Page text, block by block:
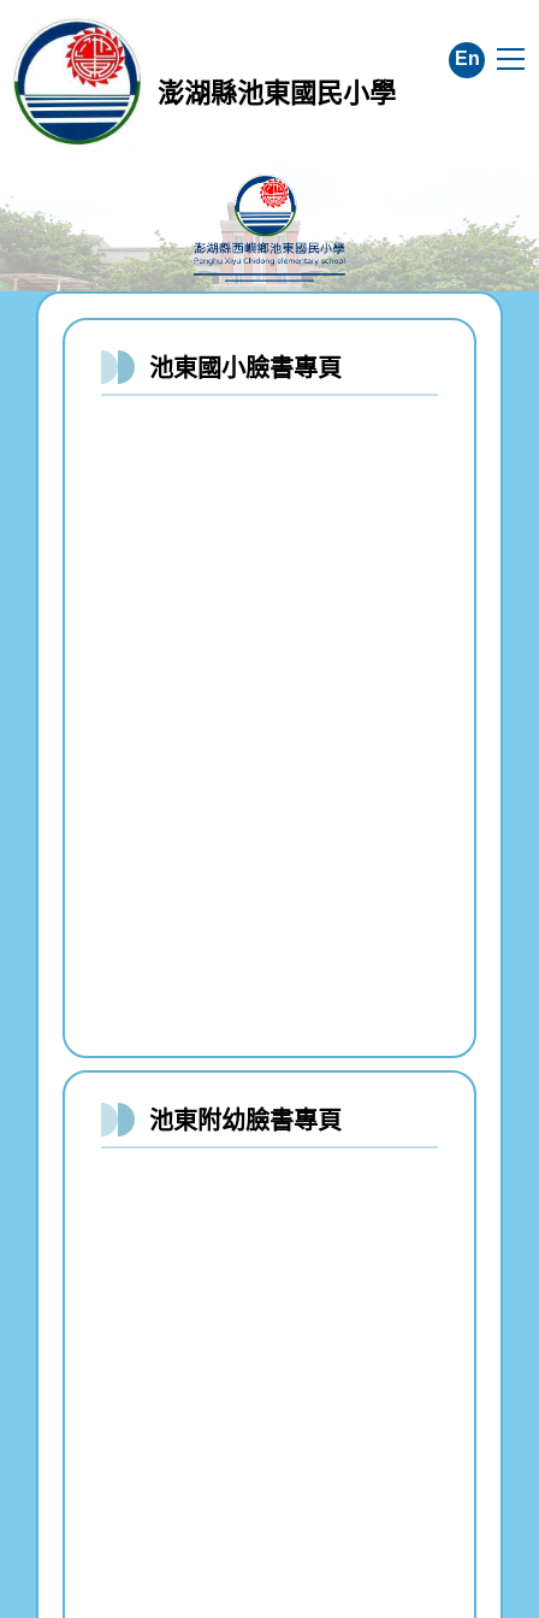
到
主
要
區
澎湖縣池東國民小學
En
池東國小臉書專頁
池東附幼臉書專頁